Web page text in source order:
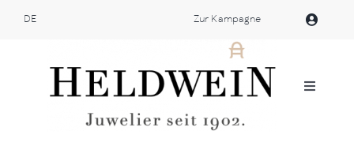
DE Zur Kampagne
Atelier Heldwein